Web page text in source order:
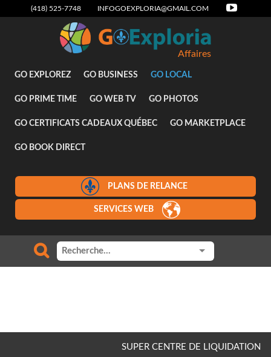
(418) 525-7748 INFOGOEXPLORIA@GMAIL.COM
Affaires
GO EXPLOREZ GO BUSINESS GO LOCAL
GO PRIME TIME GO WEB TV GO PHOTOS
GO CERTIFICATS CADEAUX QUÉBEC GO MARKETPLACE
GO BOOK DIRECT
PLANS DE RELANCE
SERVICES WEB
SUPER CENTRE DE LIQUIDATION